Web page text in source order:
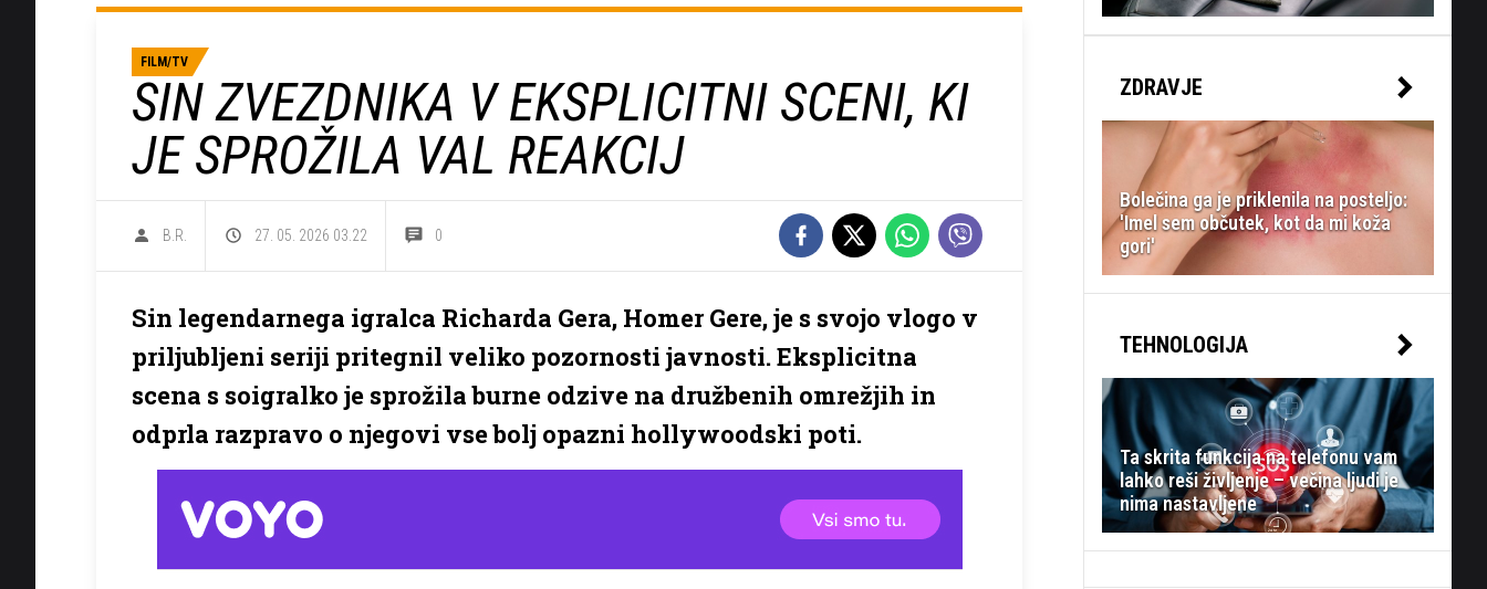
FILM/TV
SIN ZVEZDNIKA V EKSPLICITNI SCENI, KI
JE SPROŽILA VAL REAKCIJ
B.R. 27. 05. 2026 03.22 0
Sin legendarnega igralca Richarda Gera, Homer Gere, je s svojo vlogo v
priljubljeni seriji pritegnil veliko pozornosti javnosti. Eksplicitna
scena s soigralko je sprožila burne odzive na družbenih omrežjih in
odprla razpravo o njegovi vse bolj opazni hollywoodski poti.
ZDRAVJE
Bolečina ga je priklenila na posteljo:
'Imel sem občutek, kot da mi koža
gori'
TEHNOLOGIJA
Ta skrita funkcija na telefonu vam
lahko reši življenje – večina ljudi je
nima nastavljene